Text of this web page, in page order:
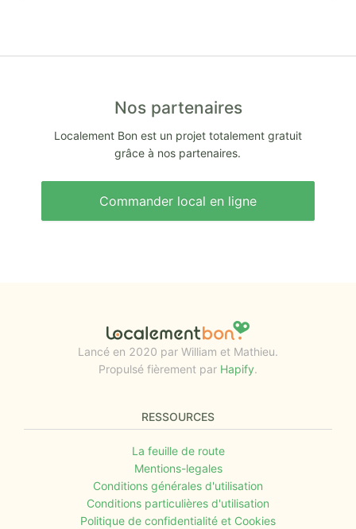
Nos partenaires
Localement Bon est un projet totalement gratuit
grâce à nos partenaires.
Commander local en ligne
Lancé en 2020 par William et Mathieu.
Propulsé fièrement par Hapify.
RESSOURCES
La feuille de route
Mentions-legales
Conditions générales d'utilisation
Conditions particulières d'utilisation
Politique de confidentialité et Cookies